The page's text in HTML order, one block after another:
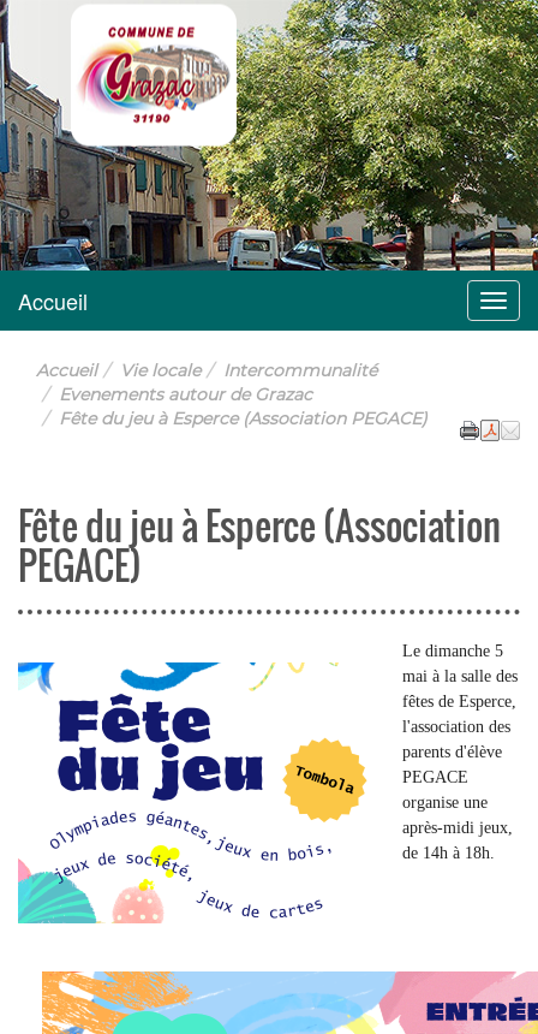
Grazac
Menu
Accueil
Accueil Vie locale
Intercommunalité
Evenements autour de Grazac
Fête du jeu à Esperce (Association PEGACE)
Fête du jeu à Esperce (Association
PEGACE)
Le dimanche 5
mai à la salle des
fêtes de Esperce,
l'association des
parents d'élève
PEGACE
organise une
après-midi jeux,
de 14h à 18h.